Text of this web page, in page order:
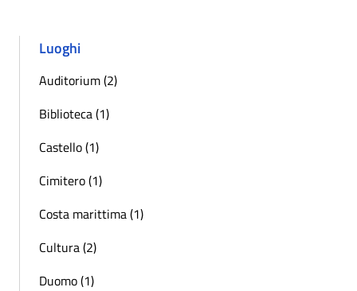
Luoghi
Auditorium (2)
Biblioteca (1)
Castello (1)
Cimitero (1)
Costa marittima (1)
Cultura (2)
Duomo (1)